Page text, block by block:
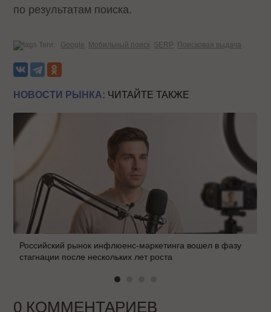
по результатам поиска.
Теги: Google Мобильный поиск SERP Поисковая выдача
НОВОСТИ РЫНКА: ЧИТАЙТЕ ТАКЖЕ
Российский рынок инфлюенс-маркетинга вошел в фазу
стагнации после нескольких лет роста
0 КОММЕНТАРИЕВ